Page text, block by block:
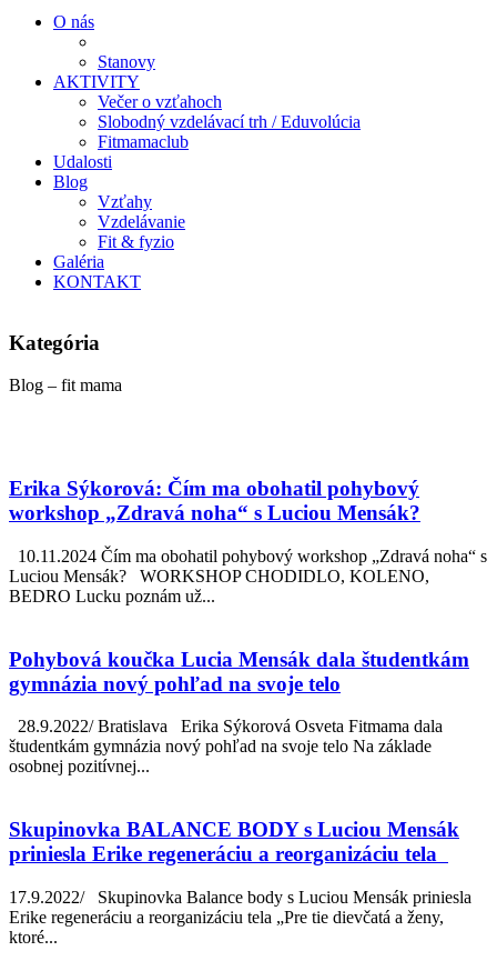
O nás
Stanovy
AKTIVITY
Večer o vzťahoch
Slobodný vzdelávací trh / Eduvolúcia
Fitmamaclub
Udalosti
Blog
Vzťahy
Vzdelávanie
Fit & fyzio
Galéria
KONTAKT
Kategória
Blog – fit mama
Erika Sýkorová: Čím ma obohatil pohybový
workshop „Zdravá noha“ s Luciou Mensák?
10.11.2024 Čím ma obohatil pohybový workshop „Zdravá noha“ s
Luciou Mensák? WORKSHOP CHODIDLO, KOLENO,
BEDRO Lucku poznám už...
Pohybová koučka Lucia Mensák dala študentkám
gymnázia nový pohľad na svoje telo
28.9.2022/ Bratislava Erika Sýkorová Osveta Fitmama dala
študentkám gymnázia nový pohľad na svoje telo Na základe
osobnej pozitívnej...
Skupinovka BALANCE BODY s Luciou Mensák
priniesla Erike regeneráciu a reorganizáciu tela
17.9.2022/ Skupinovka Balance body s Luciou Mensák priniesla
Erike regeneráciu a reorganizáciu tela „Pre tie dievčatá a ženy,
ktoré...